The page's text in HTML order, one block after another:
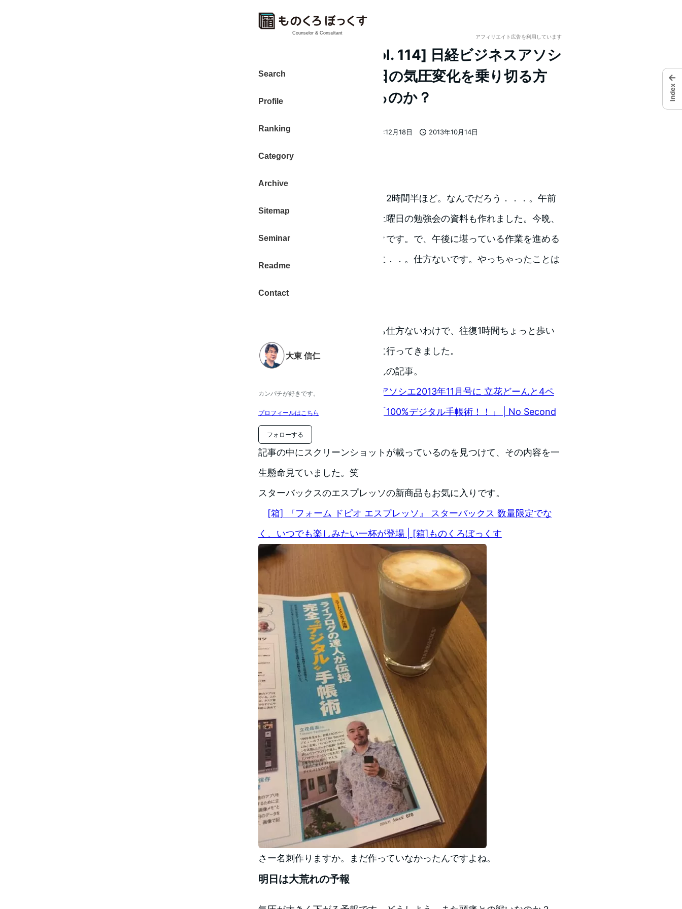
Counselor & Consultant
Search
Profile
Ranking
Category
Archive
Sitemap
Seminar
Readme
Contact
大東 信仁
カンパチが好きです。
プロフィールはこちら
フォローする
アフィリエイト広告を利用しています
[日刊 20131014 Vol. 114] 日経ビジネスアソシ
エを買ったよ！明日の気圧変化を乗り切る方
法．．．見つけれるのか？
2013年12月18日
2013年10月14日
者
大東 信仁（ものくろ）
気がつけば床に寝ていました。2時間半ほど。なんでだろう．．．。午前
中は調子良く進んだのです。土曜日の勉強会の資料も作れました。今晩、
一晩寝かして明日再度チェックです。で、午後に堪っている作業を進める
予定でしたが、気がつけば床に．．。仕方ないです。やっちゃったことは
そんな気分を引きずっていても仕方ないわけで、往復1時間ちょっと歩い
て本屋さんとスターバックスに行ってきました。
お目当てはこれです。タチさんの記事。
絶賛発売中！ 日経ビジネスアソシエ2013年11月号に 立花どーんと4ペ
ージ登場してます！テーマは「100%デジタル手帳術！！」 | No Second
Life
記事の中にスクリーンショットが載っているのを見つけて、その内容を一
生懸命見ていました。笑
スターバックスのエスプレッソの新商品もお気に入りです。
[箱] 『フォーム ドピオ エスプレッソ』 スターバックス 数量限定でな
く、いつでも楽しみたい一杯が登場 | [箱]ものくろぼっくす
さー名刺作りますか。まだ作っていなかったんですよね。
明日は大荒れの予報
←
Index